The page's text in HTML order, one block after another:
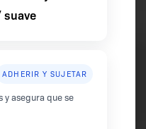
ADHERIR Y SUJETAR
y asegura que se